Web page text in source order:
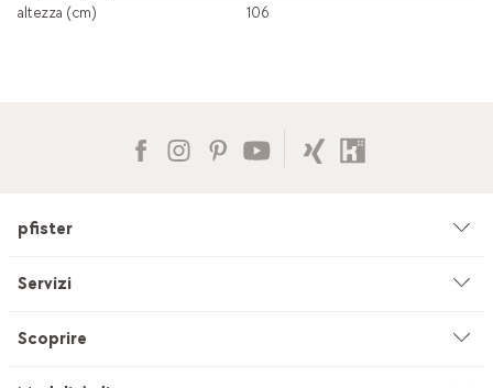
altezza (cm)
106
pfister
Azienda
Servizi
Consulenza
Scoprire